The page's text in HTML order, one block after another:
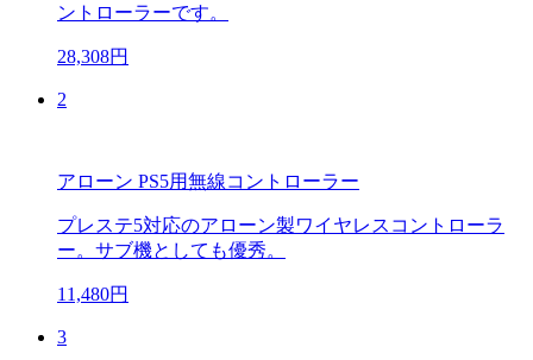
ントローラーです。
28,308円
2
アローン PS5用無線コントローラー
プレステ5対応のアローン製ワイヤレスコントローラ
ー。サブ機としても優秀。
11,480円
3